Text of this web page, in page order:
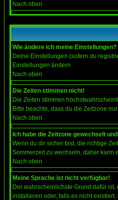
Nach oben
Wie ändere ich meine Einstellungen?
Deine Einstellungen (sofern du
Einstellungen ändern
Nach oben
Die Zeiten stimmen nicht!
Die Zeiten stimmen
Bitte beachte, dass du die Zeitzone
Nach oben
Ich habe die Zeitzone gewechselt
Wenn du dir sicher bist, die richtige
Sommerzeit zu wechseln, daher kann
Nach oben
Meine Sprache ist nicht verfügbar!
Der wahrscheinlichste Grund dafür
installieren oder, falls es nicht